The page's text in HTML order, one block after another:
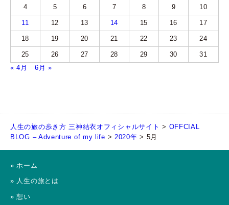
4 5 6 7 8 9 10
11 12 13 14 15 16 17
18 19 20 21 22 23 24
25 26 27 28 29 30
31
« 4月
6月 »
人生の旅の歩き方 三神結衣オフィシャルサイト > OFFCIAL
BLOG – Adventure of my life > 2020年 > 5月
» ホーム
» 人生の旅とは
» 想い